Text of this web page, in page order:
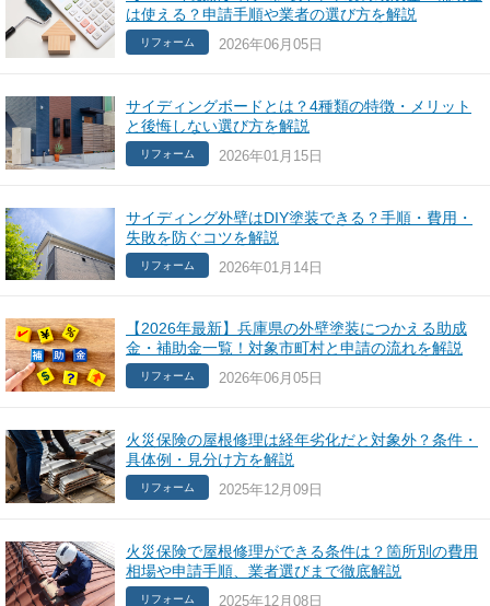
は使える？申請手順や業者の選び方を解説
リフォーム 2026年06月05日
サイディングボードとは？4種類の特徴・メリット
と後悔しない選び方を解説
リフォーム 2026年01月15日
サイディング外壁はDIY塗装できる？手順・費用・
失敗を防ぐコツを解説
リフォーム 2026年01月14日
【2026年最新】兵庫県の外壁塗装につかえる助成
金・補助金一覧！対象市町村と申請の流れを解説
リフォーム 2026年06月05日
火災保険の屋根修理は経年劣化だと対象外？条件・
具体例・見分け方を解説
リフォーム 2025年12月09日
火災保険で屋根修理ができる条件は？箇所別の費用
相場や申請手順、業者選びまで徹底解説
リフォーム 2025年12月08日